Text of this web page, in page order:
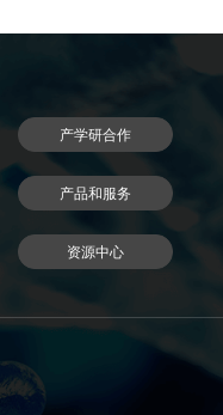
产学研合作
产品和服务
资源中心